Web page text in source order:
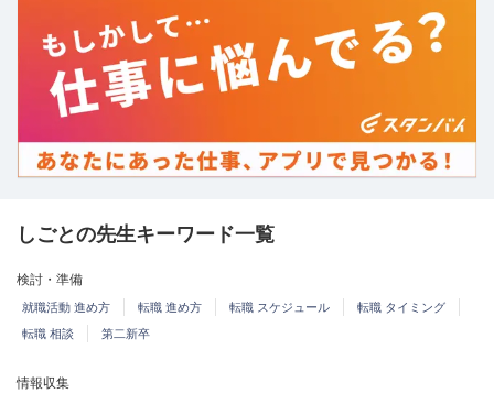
しごとの先生キーワード一覧
検討・準備
就職活動 進め方 転職 進め方 転職 スケジュール
転職 タイミング
転職 相談
第二新卒
情報収集